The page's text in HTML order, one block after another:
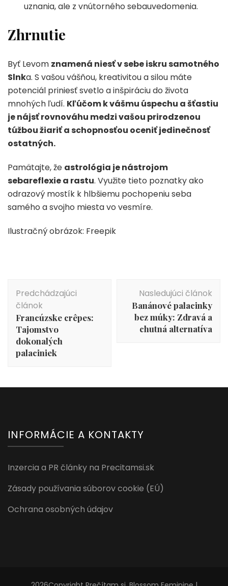
uznania, ale z vnútorného sebauvedomenia.
Zhrnutie
Byť Levom znamená niesť v sebe iskru samotného
Slnka. S vašou vášňou, kreativitou a silou máte
potenciál priniesť svetlo a inšpiráciu do života
mnohých ľudí. Kľúčom k vášmu úspechu a šťastiu
je nájsť rovnováhu medzi vašou prirodzenou
túžbou žiariť a schopnosťou oceniť jedinečnosť
ostatných.
Pamätajte, že astrológia je nástrojom
sebareflexie a rastu. Využite tieto poznatky ako
odrazový mostík k hlbšiemu pochopeniu seba
samého a svojho miesta vo vesmíre.
Ilustračný obrázok: Freepik
Navigácia
článku
Predchádzajúci
článok
Francúzske crêpes:
Tajomstvo
dokonalých
palaciniek
Nasledujúci článok
Banánové palacinky
bez múky: Zdravá a
chutná alternatíva
INFORMÁCIE A KONTAKTY
Inzercia a PR články na Precitamsi.sk
Zásady používania súborov cookie (EÚ)
Ochrana osobných údajov